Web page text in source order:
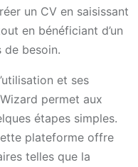
un CV en saisissant
en bénéficiant d’un
de besoin.
et ses
permet aux
étapes simples.
plateforme offre
telles que la